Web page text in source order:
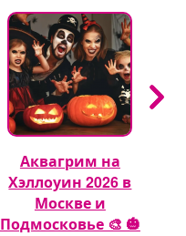
Аквагрим на
Хэллоуин 2026 в
Москве и
Подмосковье 🎨 🎃